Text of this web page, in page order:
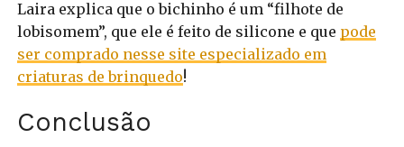
Laira explica que o bichinho é um “filhote de
lobisomem”, que ele é feito de silicone e que pode
ser comprado nesse site especializado em
criaturas de brinquedo!
Conclusão